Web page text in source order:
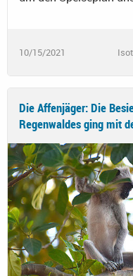
10/15/2021
Die Affenjäger: Die
Regenwaldes ging mit